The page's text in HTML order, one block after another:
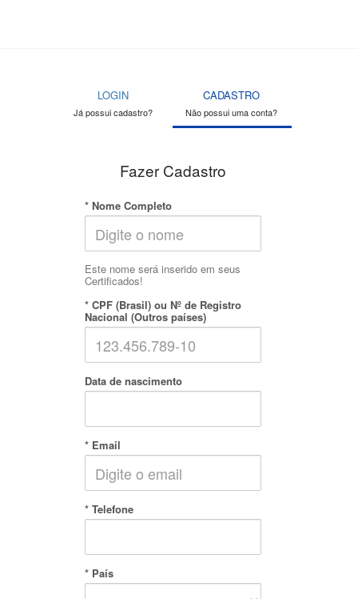
LOGIN
Já possui cadastro?
CADASTRO
Não possui uma conta?
Fazer Cadastro
* Nome Completo
Este nome será inserido em seus
Certificados!
* CPF (Brasil) ou Nº de Registro
Nacional (Outros países)
Data de nascimento
* Email
* Telefone
* País